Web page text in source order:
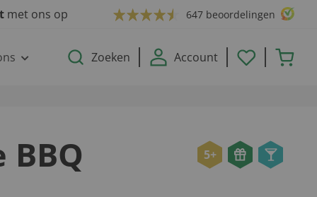
met ons op 647 beoordelingen
Zoeken Account
BBQ 5+